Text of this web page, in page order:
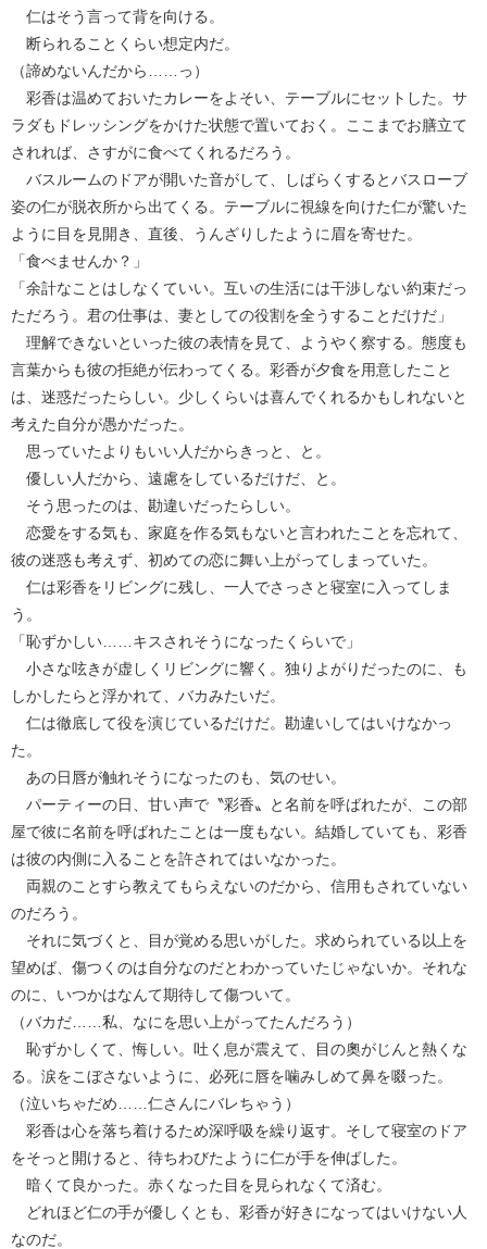
仁はそう言って背を向ける。
断られることくらい想定内だ。
（諦めないんだから……っ）
彩香は温めておいたカレーをよそい、テーブルにセットした。サ
ラダもドレッシングをかけた状態で置いておく。ここまでお膳立て
されれば、さすがに食べてくれるだろう。
バスルームのドアが開いた音がして、しばらくするとバスローブ
姿の仁が脱衣所から出てくる。テーブルに視線を向けた仁が驚いた
ように目を見開き、直後、うんざりしたように眉を寄せた。
「食べませんか？」
「余計なことはしなくていい。互いの生活には干渉しない約束だっ
ただろう。君の仕事は、妻としての役割を全うすることだけだ」
理解できないといった彼の表情を見て、ようやく察する。態度も
言葉からも彼の拒絶が伝わってくる。彩香が夕食を用意したこと
は、迷惑だったらしい。少しくらいは喜んでくれるかもしれないと
考えた自分が愚かだった。
思っていたよりもいい人だからきっと、と。
優しい人だから、遠慮をしているだけだ、と。
そう思ったのは、勘違いだったらしい。
恋愛をする気も、家庭を作る気もないと言われたことを忘れて、
彼の迷惑も考えず、初めての恋に舞い上がってしまっていた。
仁は彩香をリビングに残し、一人でさっさと寝室に入ってしま
う。
「恥ずかしい……キスされそうになったくらいで」
小さな呟きが虚しくリビングに響く。独りよがりだったのに、も
しかしたらと浮かれて、バカみたいだ。
仁は徹底して役を演じているだけだ。勘違いしてはいけなかっ
た。
あの日唇が触れそうになったのも、気のせい。
パーティーの日、甘い声で〝彩香〟と名前を呼ばれたが、この部
屋で彼に名前を呼ばれたことは一度もない。結婚していても、彩香
は彼の内側に入ることを許されてはいなかった。
両親のことすら教えてもらえないのだから、信用もされていない
のだろう。
それに気づくと、目が覚める思いがした。求められている以上を
望めば、傷つくのは自分なのだとわかっていたじゃないか。それな
のに、いつかはなんて期待して傷ついて。
（バカだ……私、なにを思い上がってたんだろう）
恥ずかしくて、悔しい。吐く息が震えて、目の奧がじんと熱くな
る。涙をこぼさないように、必死に唇を噛みしめて鼻を啜った。
（泣いちゃだめ……仁さんにバレちゃう）
彩香は心を落ち着けるため深呼吸を繰り返す。そして寝室のドア
をそっと開けると、待ちわびたように仁が手を伸ばした。
暗くて良かった。赤くなった目を見られなくて済む。
どれほど仁の手が優しくとも、彩香が好きになってはいけない人
なのだ。